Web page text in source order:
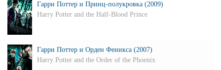
Гарри Поттер и Принц-полукровка (2009)
Harry Potter and the Half-Blood Prince
Гарри Поттер и Орден Феникса (2007)
Harry Potter and the Order of the Phoenix